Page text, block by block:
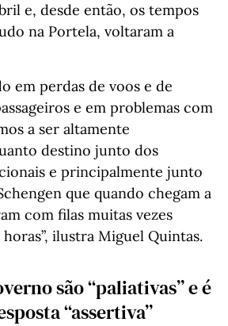
e, desde então, os tempos
na Portela, voltaram a
em perdas de voos e de
e em problemas com
a ser altamente
destino junto dos
e principalmente junto
que quando chegam a
com filas muitas vezes
ilustra Miguel Quintas.
são “paliativas” e é
“assertiva”